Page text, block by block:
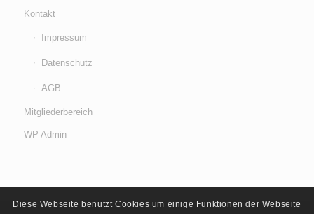
Kontakt
Impressum
Datenschutz
AGB
Mitgliederbereich
WP Admin
Diese Webseite benutzt Cookies um einige Funktionen der Webseite